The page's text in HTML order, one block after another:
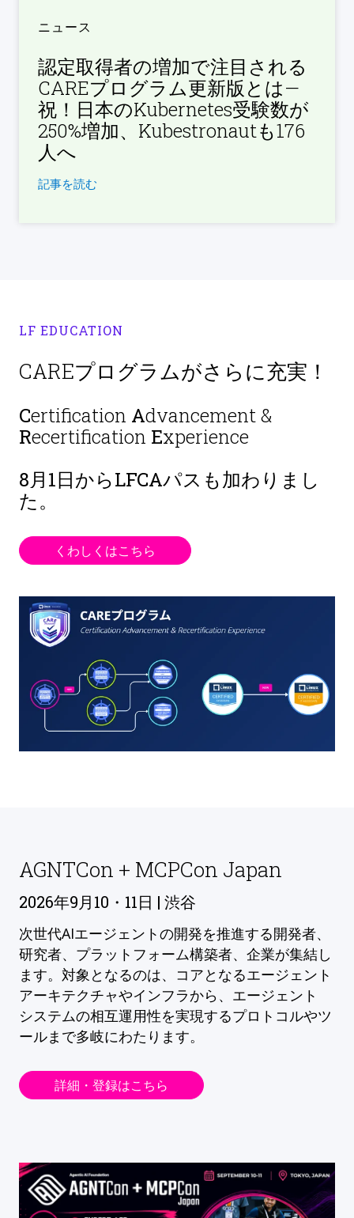
ニュース
認定取得者の増加で注目される
CAREプログラム更新版とは—
祝！日本のKubernetes受験数が
250%増加、Kubestronautも176
人へ
記事を読む
LF EDUCATION
CAREプログラムがさらに充実！
Certification Advancement &
Recertification Experience
8月1日からLFCAパスも加わりまし
た。
くわしくはこちら
AGNTCon + MCPCon Japan
2026年9月10・11日 | 渋谷
次世代AIエージェントの開発を推進する開発者、
研究者、プラットフォーム構築者、企業が集結し
ます。対象となるのは、コアとなるエージェント
アーキテクチャやインフラから、エージェント
システムの相互運用性を実現するプロトコルやツ
ールまで多岐にわたります。
詳細・登録はこちら